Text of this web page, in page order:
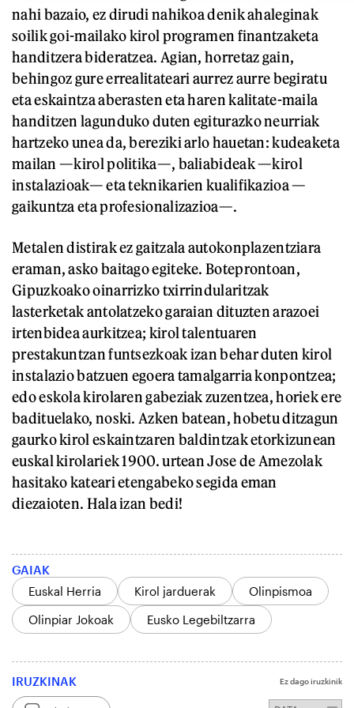
nahi bazaio, ez dirudi nahikoa denik ahaleginak
soilik goi-mailako kirol programen finantzaketa
handitzera bideratzea. Agian, horretaz gain,
behingoz gure errealitateari aurrez aurre begiratu
eta eskaintza aberasten eta haren kalitate-maila
handitzen lagunduko duten egiturazko neurriak
hartzeko unea da, bereziki arlo hauetan: kudeaketa
mailan —kirol politika—, baliabideak —kirol
instalazioak— eta teknikarien kualifikazioa —
gaikuntza eta profesionalizazioa—.
Metalen distirak ez gaitzala autokonplazentziara
eraman, asko baitago egiteke. Boteprontoan,
Gipuzkoako oinarrizko txirrindularitzak
lasterketak antolatzeko garaian dituzten arazoei
irtenbidea aurkitzea; kirol talentuaren
prestakuntzan funtsezkoak izan behar duten kirol
instalazio batzuen egoera tamalgarria konpontzea;
edo eskola kirolaren gabeziak zuzentzea, horiek ere
badituelako, noski. Azken batean, hobetu ditzagun
gaurko kirol eskaintzaren baldintzak etorkizunean
euskal kirolariek 1900. urtean Jose de Amezolak
hasitako kateari etengabeko segida eman
diezaioten. Hala izan bedi!
GAIAK
Euskal Herria
Kirol jarduerak
Olinpismoa
Olinpiar Jokoak
Eusko Legebiltzarra
IRUZKINAK Ez dago iruzkinik